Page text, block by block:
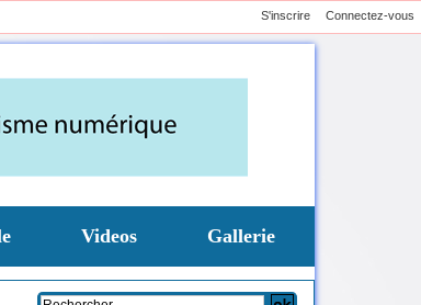
Connectez-vous
S'inscrire
Videos Gallerie